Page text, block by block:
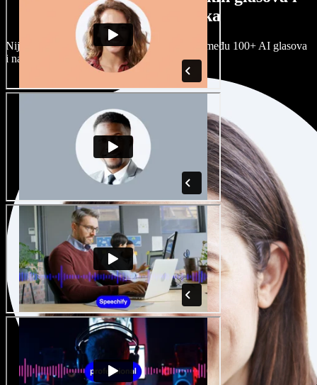
raznih naglasaka
Nijedan projekt ne mora zvučati isto. Birajte među 100+ AI glasova
i naglasaka i prilagodite ih sebi.